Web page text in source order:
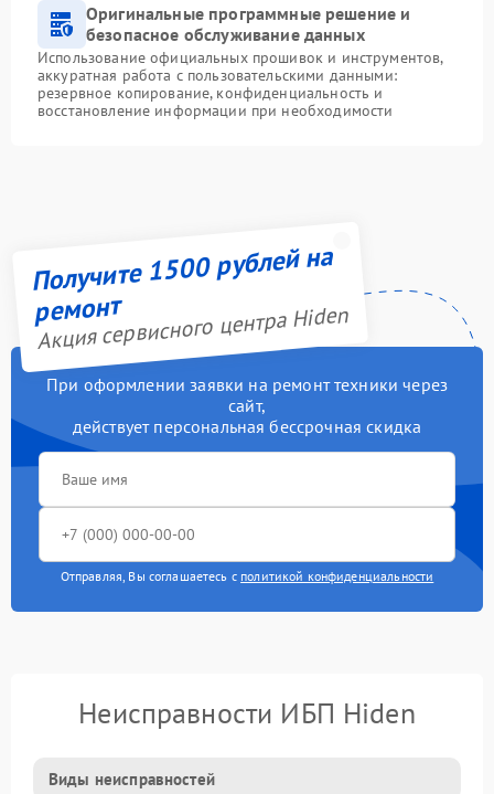
Оригинальные программные решение и
безопасное обслуживание данных
Использование официальных прошивок и инструментов,
аккуратная работа с пользовательскими данными:
резервное копирование, конфиденциальность и
восстановление информации при необходимости
Получите 1500 рублей на
ремонт
Акция сервисного центра Hiden
При оформлении заявки на ремонт техники через
сайт,
действует персональная бессрочная скидка
Отправляя, Вы соглашаетесь с политикой конфиденциальности
Неисправности ИБП Hiden
Виды неисправностей